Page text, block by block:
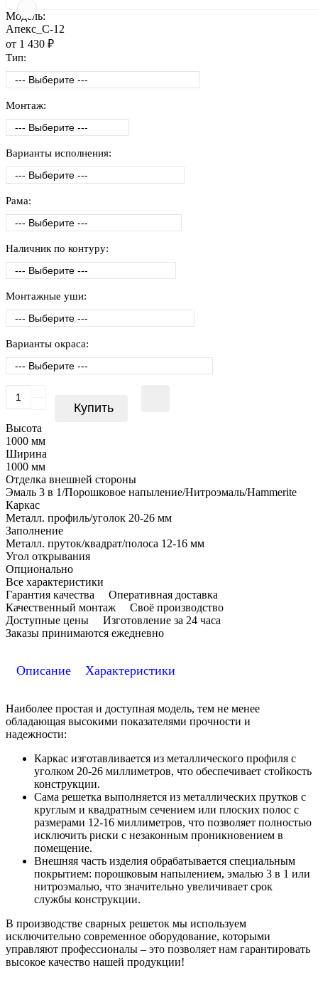
Модель:
Апекс_С-12
от 1 430 ₽
Тип:
Монтаж:
Варианты исполнения:
Рама:
Наличник по контуру:
Монтажные уши:
Варианты окраса:
Купить
Высота
1000 мм
Ширина
1000 мм
Отделка внешней стороны
Эмаль 3 в 1/Порошковое напыление/Нитроэмаль/Hammerite
Каркас
Металл. профиль/уголок 20-26 мм
Заполнение
Металл. пруток/квадрат/полоса 12-16 мм
Угол открывания
Опционально
Все характеристики
Гарантия качества
Оперативная доставка
Качественный монтаж
Своё производство
Доступные цены
Изготовление за 24 часа
Заказы принимаются ежедневно
Описание Характеристики
Наиболее простая и доступная модель, тем не менее
обладающая высокими показателями прочности и
надежности:
Каркас изготавливается из металлического профиля с
уголком 20-26 миллиметров, что обеспечивает стойкость
конструкции.
Сама решетка выполняется из металлических прутков с
круглым и квадратным сечением или плоских полос с
размерами 12-16 миллиметров, что позволяет полностью
исключить риски с незаконным проникновением в
помещение.
Внешняя часть изделия обрабатывается специальным
покрытием: порошковым напылением, эмалью 3 в 1 или
нитроэмалью, что значительно увеличивает срок
службы конструкции.
В производстве сварных решеток мы используем
исключительно современное оборудование, которыми
управляют профессионалы – это позволяет нам гарантировать
высокое качество нашей продукции!